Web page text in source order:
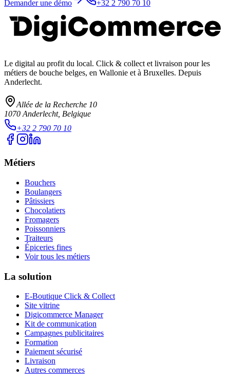
Demander une démo +32 2 790 70 10
Le digital au profit du local. Click & collect et livraison pour les
métiers de bouche belges, en Wallonie et à Bruxelles. Depuis
Anderlecht.
Allée de la Recherche 10
1070 Anderlecht, Belgique
+32 2 790 70 10
Métiers
Bouchers
Boulangers
Pâtissiers
Chocolatiers
Fromagers
Poissonniers
Traiteurs
Épiceries fines
Voir tous les métiers
La solution
E-Boutique Click & Collect
Site vitrine
Digicommerce Manager
Kit de communication
Campagnes publicitaires
Formation
Paiement sécurisé
Livraison
Autres commerces